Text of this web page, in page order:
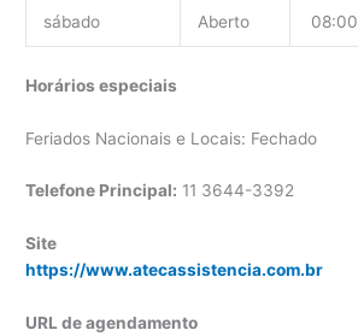
sábado Aberto 08:00
Horários especiais
Feriados Nacionais e Locais: Fechado
Telefone Principal: 11 3644-3392
Site
https://www.atecassistencia.com.br
URL de agendamento